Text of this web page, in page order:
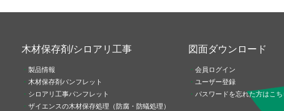
木材保存剤/シロアリ工事
製品情報
木材保存剤パンフレット
シロアリ工事パンフレット
ザイエンスの木材保存処理（防腐・防蟻処理）
図面ダウンロード
会員ログイン
ユーザー登録
パスワードを忘れた方はこち